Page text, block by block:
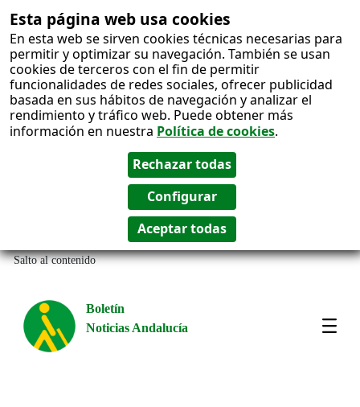
Esta página web usa cookies
En esta web se sirven cookies técnicas necesarias para
permitir y optimizar su navegación. También se usan
cookies de terceros con el fin de permitir
funcionalidades de redes sociales, ofrecer publicidad
basada en sus hábitos de navegación y analizar el
rendimiento y tráfico web. Puede obtener más
información en nuestra Política de cookies.
Salto al contenido
Boletín
Noticias Andalucía